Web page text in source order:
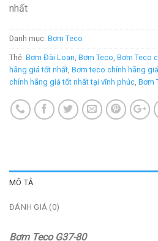
nhất
Danh mục: Bơm Teco
Thẻ: Bơm Đài Loan Bơm Teco Bơm Teco
hãng giá tốt nhất Bơm teco chính hãng
chính hãng giá tốt nhất tại vĩnh phúc Bơm
MÔ TẢ
ĐÁNH GIÁ (0)
Bơm Teco G37-80